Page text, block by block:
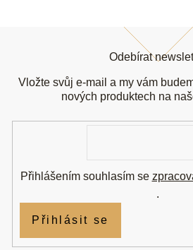
Odebírat
Vložte svůj e-mail a my vám
nových produktech na
Přihlášením souhlasím se
.
Přihlásit se